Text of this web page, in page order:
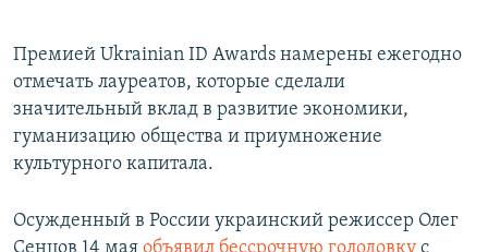
Премией Ukrainian ID Awards намерены ежегодно
отмечать лауреатов, которые сделали
значительный вклад в развитие экономики,
гуманизацию общества и приумножение
культурного капитала.
Осужденный в России украинский режиссер Олег